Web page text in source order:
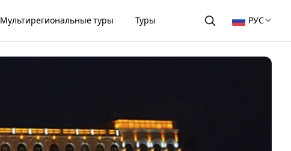
Мультирегиональные туры Туры РУС